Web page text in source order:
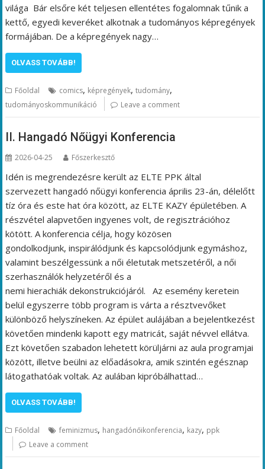
világa Bár elsőre két teljesen ellentétes fogalomnak tűnik a
kettő, egyedi keveréket alkotnak a tudományos képregények
formájában. De a képregények nagy…
OLVASS TOVÁBB!
Főoldal comics, képregények,tudomány,
tudományoskommunikáció Leave a comment
II. Hangadó Nőügyi Konferencia
2026-04-25 Főszerkesztő
Idén is megrendezésre került az ELTE PPK által
szervezett hangadó nőügyi konferencia április 23-án, délelőtt
tíz óra és este hat óra között, az ELTE KAZY épületében. A
részvétel alapvetően ingyenes volt, de regisztrációhoz
kötött. A konferencia célja, hogy közösen
gondolkodjunk, inspirálódjunk és kapcsolódjunk egymáshoz,
valamint beszélgessünk a női életutak metszetéről, a női
szerhasználók helyzetéről és a
nemi hierachiák dekonstrukciójáról. Az esemény keretein
belül egyszerre több program is várta a résztvevőket
különböző helyszíneken. Az épület aulájában a bejelentkezést
követően mindenki kapott egy matricát, saját névvel ellátva.
Ezt követően szabadon lehetett körüljárni az aula programjai
között, illetve beülni az előadásokra, amik szintén egésznap
látogathatóak voltak. Az aulában kipróbálhattad…
OLVASS TOVÁBB!
Főoldal feminizmus, hangadónőikonferencia, kazy, ppk
Leave a comment